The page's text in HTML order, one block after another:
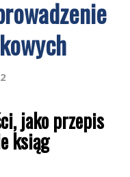
jako przepis
ksiąg